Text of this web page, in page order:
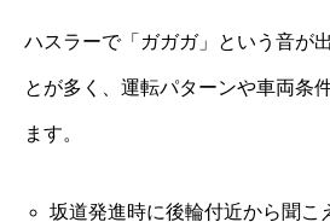
ハスラーで「ガガガ」という音が
とが多く、運転パターンや車両条
ます。
坂道発進時に後輪付近から聞こ